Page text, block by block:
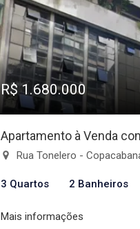
R$ 1.680.000
Apartamento à Venda
Rua Tonelero -
3 Quartos 2 Banheiros
Mais informações